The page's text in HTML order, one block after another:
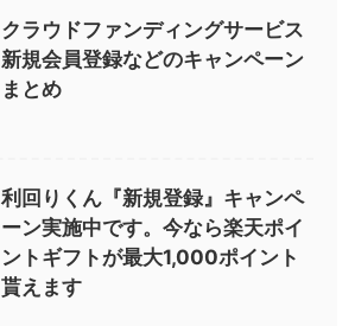
クラウドファンディングサービス
新規会員登録などのキャンペーン
まとめ
利回りくん『新規登録』キャンペ
ーン実施中です。今なら楽天ポイ
ントギフトが最大1,000ポイント
貰えます